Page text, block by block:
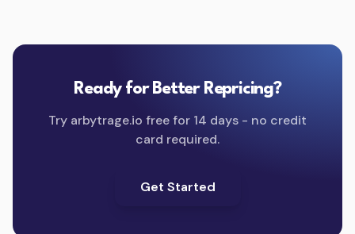
Ready for Better Repricing?
Try arbytrage.io free for 14 days - no credit
card required.
Get Started